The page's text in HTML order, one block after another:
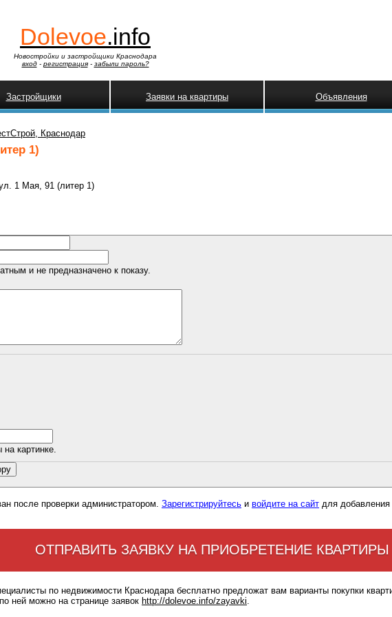
Dolevoe.info
Новостройки и застройщики Краснодара
вход- регистрация- забыли пароль?
Застройщики Заявки на квартиры Объявления
Краснодар
1)
1 Мая, 91 (литер 1)
и не предназначено к показу.
картинке.
после проверки администратором. Зарегистрируйтесь и войдите на сайт для добавления
ОТПРАВИТЬ ЗАЯВКУ НА ПРИОБРЕТЕНИЕ
по недвижимости Краснодара бесплатно предложат вам варианты покупки
ней можно на странице заявок http://dolevoe.info/zayavki